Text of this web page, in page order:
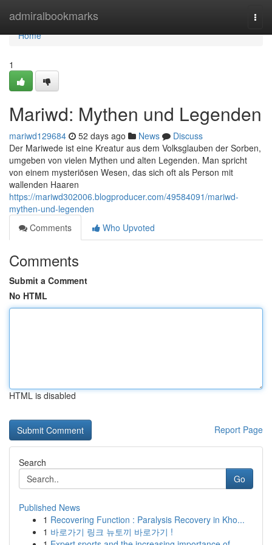
admiralbookmarks
Home
Home
1
Mariwd: Mythen und Legenden
mariwd129684 52 days ago News
Discuss
Der Mariwede ist eine Kreatur aus dem Volksglauben der Sorben,
umgeben von vielen Mythen und alten Legenden. Man spricht
von einem mysteriösen Wesen, das sich oft als Person mit
wallenden Haaren
https://mariwd302006.blogproducer.com/49584091/mariwd-
mythen-und-legenden
Comments
Who Upvoted
Comments
Submit a Comment
No HTML
HTML is disabled
Report Page
Search
Go
Published News
1 Recovering Function : Paralysis Recovery in Kho...
1 바로가기 링크 뉴토끼 바로가기 !